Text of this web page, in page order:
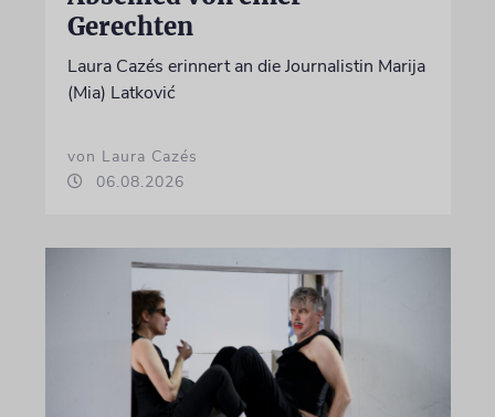
Gerechten
Laura Cazés erinnert an die Journalistin Marija
(Mia) Latković
von Laura Cazés
06.08.2026